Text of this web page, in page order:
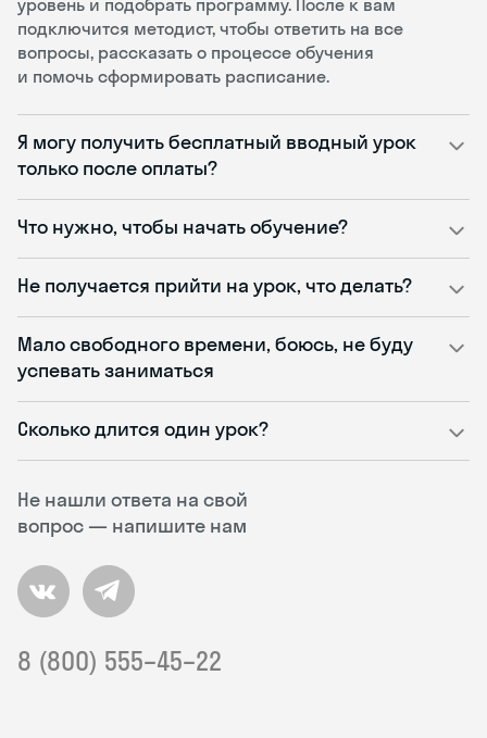
Не нашли ответа на свой
вопрос — напишите нам
8 (800) 555–45–22
уровень и подобрать программу. После к вам
подключится методист, чтобы ответить на все
вопросы, рассказать о процессе обучения
и помочь сформировать расписание.
Я могу получить бесплатный вводный урок
только после оплаты?
Что нужно, чтобы начать обучение?
Не получается прийти на урок, что делать?
Мало свободного времени, боюсь, не буду
успевать заниматься
Сколько длится один урок?